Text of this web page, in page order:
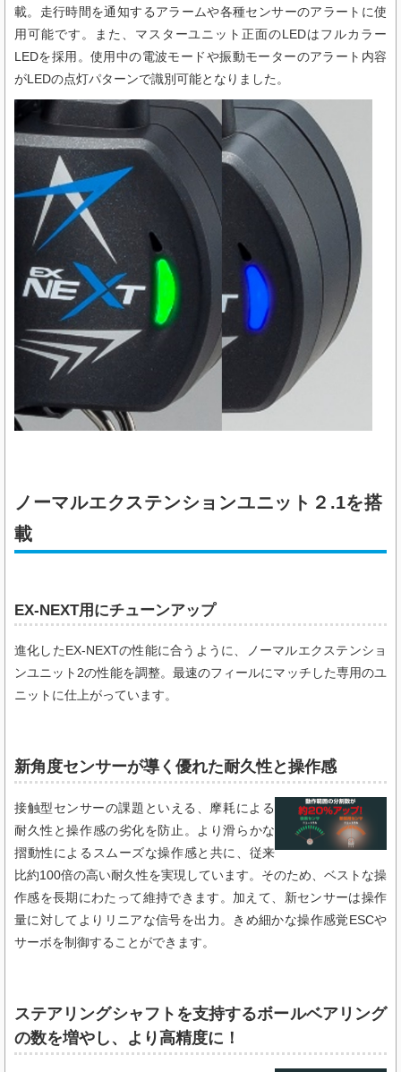
載。走行時間を通知するアラームや各種センサーのアラートに使
用可能です。また、マスターユニット正面のLEDはフルカラー
LEDを採用。使用中の電波モードや振動モーターのアラート内容
がLEDの点灯パターンで識別可能となりました。
ノーマルエクステンションユニット２.1を搭
載
EX-NEXT用にチューンアップ
進化したEX-NEXTの性能に合うように、ノーマルエクステンショ
ンユニット2の性能を調整。最速のフィールにマッチした専用のユ
ニットに仕上がっています。
新角度センサーが導く優れた耐久性と操作感
接触型センサーの課題といえる、摩耗による
耐久性と操作感の劣化を防止。より滑らかな
摺動性によるスムーズな操作感と共に、従来
比約100倍の高い耐久性を実現しています。そのため、ベストな操
作感を長期にわたって維持できます。加えて、新センサーは操作
量に対してよりリニアな信号を出力。きめ細かな操作感覚ESCや
サーボを制御することができます。
ステアリングシャフトを支持するボールベアリング
の数を増やし、より高精度に！